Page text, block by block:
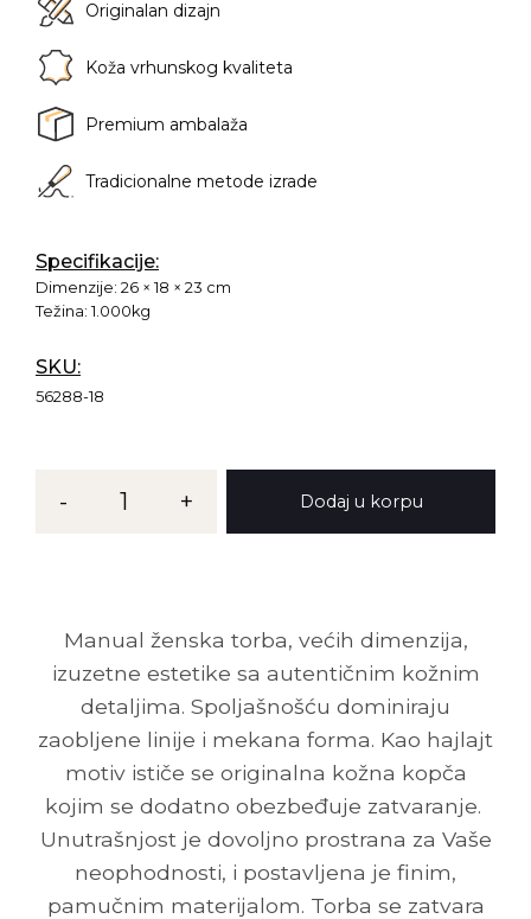
Originalan dizajn
Koža vrhunskog kvaliteta
Premium ambalaža
Tradicionalne metode izrade
Specifikacije:
Dimenzije: 26 × 18 × 23 cm
Težina: 1.000kg
SKU:
56288-18
- 1 + Dodaj u korpu
Manual ženska torba, većih dimenzija,
izuzetne estetike sa autentičnim kožnim
detaljima. Spoljašnošću dominiraju
zaobljene linije i mekana forma. Kao hajlajt
motiv ističe se originalna kožna kopča
kojim se dodatno obezbeđuje zatvaranje.
Unutrašnjost je dovoljno prostrana za Vaše
neophodnosti, i postavljena je finim,
pamučnim materijalom. Torba se zatvara